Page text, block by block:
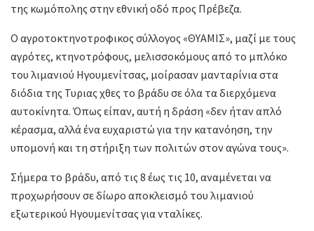
της κωμόπολης στην εθνική οδό προς Πρέβεζα.
Ο αγροτοκτηνοτροφικος σύλλογος «ΘΥΑΜΙΣ», μαζί με τους
αγρότες, κτηνοτρόφους, μελισσοκόμους από το μπλόκο
του λιμανιού Ηγουμενίτσας, μοίρασαν μανταρίνια στα
διόδια της Τυριας χθες το βράδυ σε όλα τα διερχόμενα
αυτοκίνητα. Όπως είπαν, αυτή η δράση «δεν ήταν απλό
κέρασμα, αλλά ένα ευχαριστώ για την κατανόηση, την
υπομονή και τη στήριξη των πολιτών στον αγώνα τους».
Σήμερα το βράδυ, από τις 8 έως τις 10, αναμένεται να
προχωρήσουν σε δίωρο αποκλεισμό του λιμανιού
εξωτερικού Ηγουμενίτσας για νταλίκες.